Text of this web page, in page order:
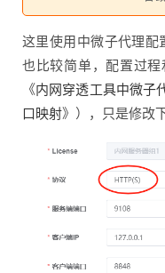
这里使用中微子代理配
也比较简单，配置过
《内网穿透工具中微子
口映射》），只是修改